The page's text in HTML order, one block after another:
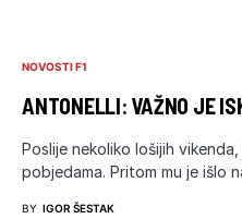
NOVOSTI F1
ANTONELLI: VAŽNO JE
Poslije nekoliko lošijih
pobjedama. Pritom mu je išlo
BY IGOR ŠESTAK